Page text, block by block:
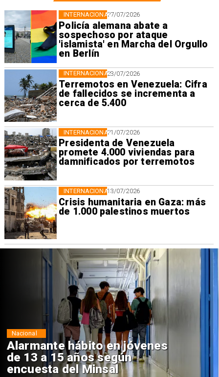
27/07/2026
Policía alemana abate a
sospechoso por ataque
'islamista' en Marcha del Orgullo
en Berlín
INTERNACIONAL
23/07/2026
Terremotos en Venezuela: Cifra
de fallecidos se incrementa a
cerca de 5.400
INTERNACIONAL
21/07/2026
Presidenta de Venezuela
promete 4.000 viviendas para
damnificados por terremotos
INTERNACIONAL
13/07/2026
Crisis humanitaria en Gaza: más
de 1.000 palestinos muertos
INTERNACIONAL
Aprueban creación del Parque
Sebastián Piñera con inversión
de $4 mil millones
Regiones